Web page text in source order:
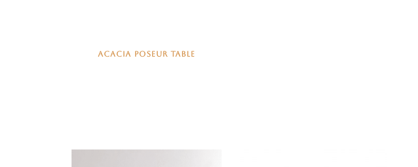
ACACIA POSEUR TABLE